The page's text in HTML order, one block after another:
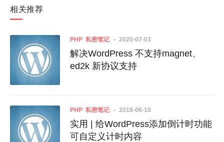
相关推荐
PHP 私密笔记 2020-07-03
解决WordPress 不支持magnet、
ed2k 新协议支持
PHP 私密笔记 2019-06-10
实用 | 给WordPress添加倒计时功能
可自定义计时内容